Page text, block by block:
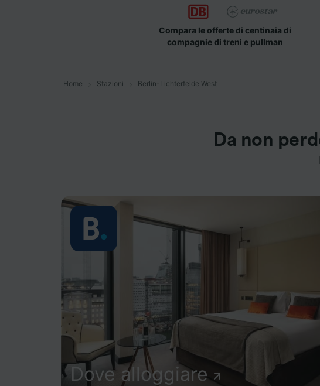
Compara le offerte di centinaia di
compagnie di treni e pullman
Home Stazioni Berlin-Lichterfelde West
Da non
Dove alloggiare